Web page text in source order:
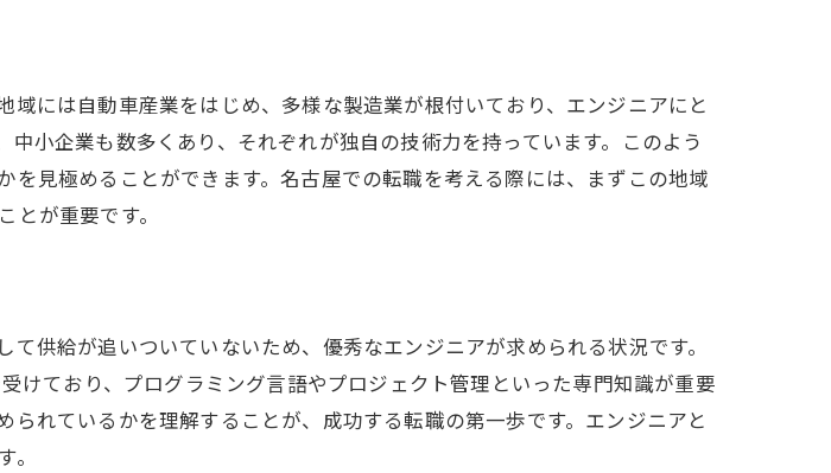
る方法
利用する
場の最新トレンドを探る
業を発見する
相場
要因
み
には自動車産業をはじめ、多様な製造業が根付いており、エンジニアにと
小企業も数多くあり、それぞれが独自の技術力を持っています。このよう
見極めることができます。名古屋での転職を考える際には、まずこの地域
が重要です。
供給が追いついていないため、優秀なエンジニアが求められる状況です。
けており、プログラミング言語やプロジェクト管理といった専門知識が重要
れているかを理解することが、成功する転職の第一歩です。エンジニアと